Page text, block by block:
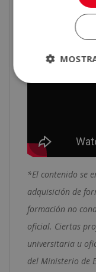
la Escuela
estudia
*El contenido se
adquisición de
formación no
oficial. Ciertas
universitaria u
del Ministerio de